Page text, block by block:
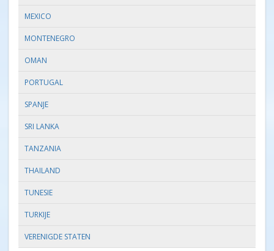
MEXICO
MONTENEGRO
OMAN
PORTUGAL
SPANJE
SRI LANKA
TANZANIA
THAILAND
TUNESIE
TURKIJE
VERENIGDE STATEN